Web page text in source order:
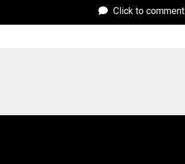
Click to comment